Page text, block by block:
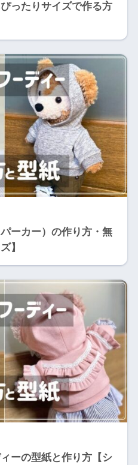
ったりサイズで作る方
ーカー）の作り方・無
】
ーの型紙と作り方【シ